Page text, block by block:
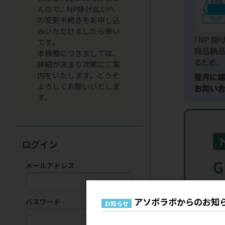
んので、NP掛け払いへ
の変更手続きをお申し込
みいただけましたら幸い
です。
本稼働につきましては、
詳細が決まり次第にご案
内をいたします。どうぞ
よろしくお願いいたしま
す。
ログイン
メールアドレス
パスワード お知らせ アソボラボからのお知